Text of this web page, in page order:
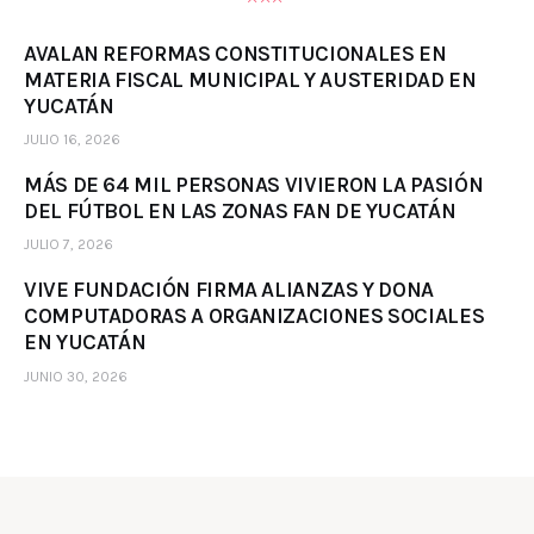
AVALAN REFORMAS CONSTITUCIONALES EN
MATERIA FISCAL MUNICIPAL Y AUSTERIDAD EN
YUCATÁN
JULIO 16, 2026
MÁS DE 64 MIL PERSONAS VIVIERON LA PASIÓN
DEL FÚTBOL EN LAS ZONAS FAN DE YUCATÁN
JULIO 7, 2026
VIVE FUNDACIÓN FIRMA ALIANZAS Y DONA
COMPUTADORAS A ORGANIZACIONES SOCIALES
EN YUCATÁN
JUNIO 30, 2026